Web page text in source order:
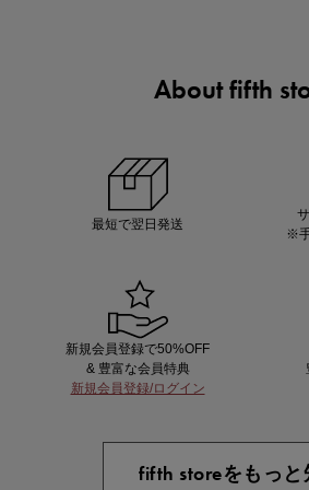
即戦力アイテム続々対象
About fifth
最短で翌日発送
※
新規会員登録で50%OFF
& 豊富な会員特典
新規会員登録/ログイン
fifth storeをもっと